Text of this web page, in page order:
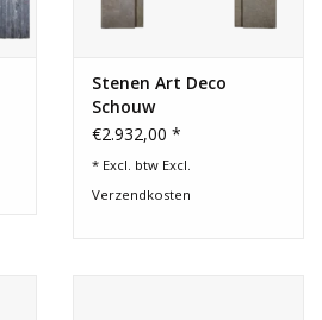
Stenen Art Deco
Schouw
€2.932,00 *
* Excl. btw Excl.
Verzendkosten